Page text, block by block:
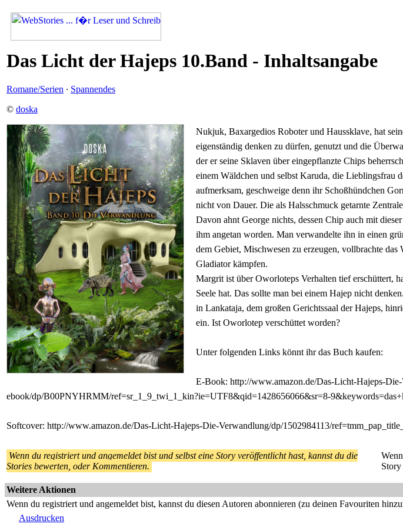
Das Licht der Hajeps 10.Band - Inhaltsangabe
Romane/Serien · Spannendes
© doska
Nukjuk, Baxargedios Roboter und Haussklave, hat
eigenständig denken zu dürfen, genutzt und die
der er seine Sklaven über eingepflanzte Chips
einem Wäldchen und selbst Karuda, die Lieblingsfrau
aufmerksam, geschweige denn ihr Schoßhündchen
nicht von Dauer. Die als Halsschmuck getarnte
Davon ahnt George nichts, dessen Chip auch mit
ihm angetan worden. Man verwandelte ihn in einen
dem Gebiet, Mischwesen zu erzeugen, vollbrachte
Gladiator kämpfen.
Margrit ist über Oworloteps Verhalten tief erschüttert,
Seele hat. Das sollte man bei einem Hajep nicht
in Lankataja, dem großen Gerichtssaal der Hajeps,
ein. Ist Oworlotep verschüttet worden?
Unter folgenden Links könnt ihr das Buch kaufen:
E-Book: http://www.amazon.de/Das-Licht-Hajeps-
ebook/dp/B00PNYHRMM/ref=sr_1_9_twi_1_kin?ie=UTF8&qid=1428656066&sr=8-
Softcover: http://www.amazon.de/Das-Licht-Hajeps-Die-Verwandlung/dp/1502984113/
Wenn du registriert und angemeldet bist und selbst eine Story veröffentlicht hast, kannst du die
Stories bewerten, oder Kommentieren.
Weitere Aktionen
Wenn du registriert und angemeldet bist, kannst du diesen Autoren abonnieren (zu deinen Favouriten
Ausdrucken